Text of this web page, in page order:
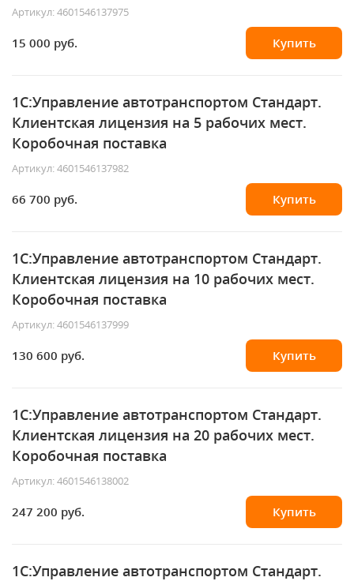
Артикул: 4601546137975
15 000 руб. Купить
1С:Управление автотранспортом Стандарт.
Клиентская лицензия на 5 рабочих мест.
Коробочная поставка
Артикул: 4601546137982
66 700 руб. Купить
1С:Управление автотранспортом Стандарт.
Клиентская лицензия на 10 рабочих мест.
Коробочная поставка
Артикул: 4601546137999
130 600 руб. Купить
1С:Управление автотранспортом Стандарт.
Клиентская лицензия на 20 рабочих мест.
Коробочная поставка
Артикул: 4601546138002
247 200 руб. Купить
1С:Управление автотранспортом Стандарт.